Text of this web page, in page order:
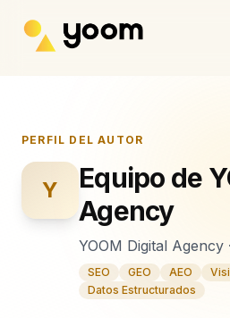
PERFIL DEL AUTOR
Y
Equipo de
Agency
YOOM Digital Agency ·
SEO GEO AEO
Datos Estructurados